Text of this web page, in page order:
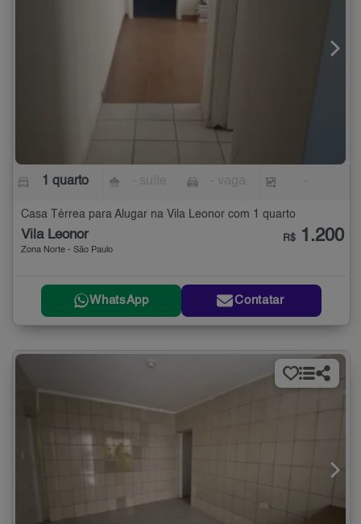
1 quarto
Casa Térrea para Alugar na Vila Leonor com 1 quarto
Vila Leonor
Zona Norte - São Paulo
R$ 1.200
WhatsApp Contatar